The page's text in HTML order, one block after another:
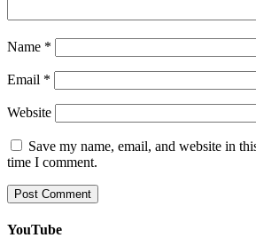
Name *
Email *
Website
Save my name, email, and website in
time I comment.
YouTube